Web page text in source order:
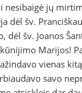
nesibaigė jų
dėl šv.
dėl šv. Joanos
Marijos!
vienas
savo